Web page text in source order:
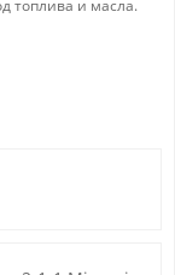
топлива и масла.